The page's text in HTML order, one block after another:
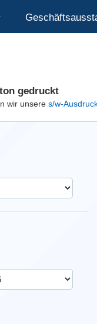
gedruckt
wir unsere s/w-